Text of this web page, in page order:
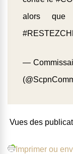
alors
—
Vues des
Imprimer ou